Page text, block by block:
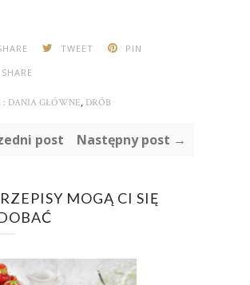
TWEET
PIN
SHARE
: DANIA GŁÓWNE, DRÓB
post Następny post →
MOGĄ CI SIĘ